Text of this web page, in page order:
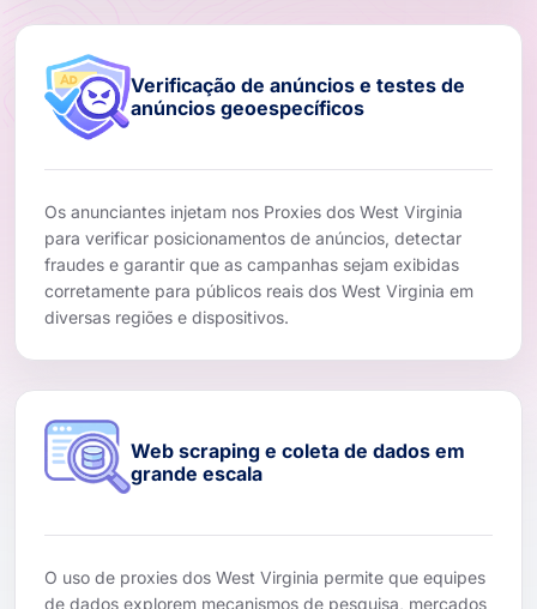
Verificação de anúncios e testes de
anúncios geoespecíficos
Os anunciantes injetam nos Proxies dos West Virginia
para verificar posicionamentos de anúncios, detectar
fraudes e garantir que as campanhas sejam exibidas
corretamente para públicos reais dos West Virginia em
diversas regiões e dispositivos.
Web scraping e coleta de dados em
grande escala
O uso de proxies dos West Virginia permite que equipes
de dados explorem mecanismos de pesquisa, mercados